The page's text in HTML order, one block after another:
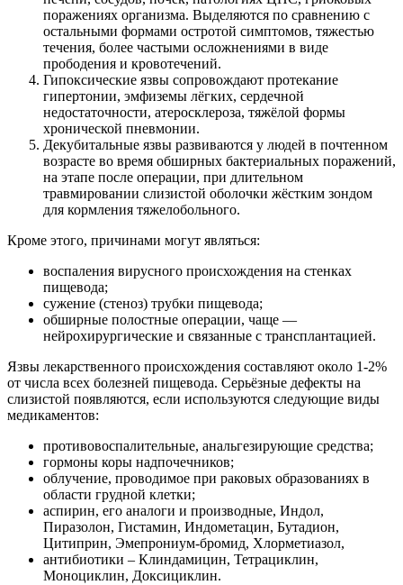
поражениях организма. Выделяются по сравнению с
остальными формами остротой симптомов, тяжестью
течения, более частыми осложнениями в виде
прободения и кровотечений.
Гипоксические язвы сопровождают протекание
гипертонии, эмфиземы лёгких, сердечной
недостаточности, атеросклероза, тяжёлой формы
хронической пневмонии.
Декубитальные язвы развиваются у людей в почтенном
возрасте во время обширных бактериальных поражений,
на этапе после операции, при длительном
травмировании слизистой оболочки жёстким зондом
для кормления тяжелобольного.
Кроме этого, причинами могут являться:
воспаления вирусного происхождения на стенках
пищевода;
сужение (стеноз) трубки пищевода;
обширные полостные операции, чаще —
нейрохирургические и связанные с трансплантацией.
Язвы лекарственного происхождения составляют около 1-2%
от числа всех болезней пищевода. Серьёзные дефекты на
слизистой появляются, если используются следующие виды
медикаментов:
противовоспалительные, анальгезирующие средства;
гормоны коры надпочечников;
облучение, проводимое при раковых образованиях в
области грудной клетки;
аспирин, его аналоги и производные, Индол,
Пиразолон, Гистамин, Индометацин, Бутадион,
Цитиприн, Эмепрониум-бромид, Хлорметиазол,
антибиотики – Клиндамицин, Тетрациклин,
Моноциклин, Доксициклин.